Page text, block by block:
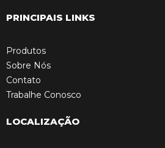
PRINCIPAIS LINKS
Produtos
Sobre Nós
Contato
Trabalhe Conosco
LOCALIZAÇÃO